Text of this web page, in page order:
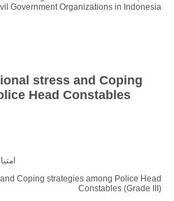
Government Organizations in Indonesia
stress and Coping
Head Constables
امتیاز 5.00 (1
Coping strategies among Police Head
Constables (Grade III)